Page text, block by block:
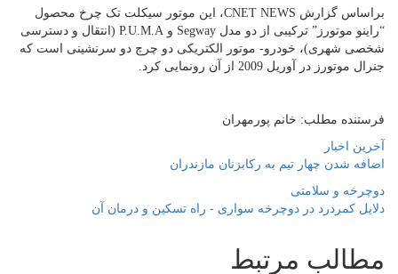
براساس گزارش CNET NEWS، این موتور سیکلت تک چرخ محصول
“راینو موتورز” ترکیبی از دو مدل Segway و P.U.M.A (انتقال و دسترسی
شخصی شهری)، خودرو- موتور الکتریکی دو چرچ دو سرنشینی است که
جنرال موتورز در آوریل 2009 از آن رونمایی کرد.
فرستنده مطلب: خانم پورمهران
آخرین اخبار
اضافه شدن چهار تیم به رکابزنان مازندران
دوچرخه و سلامتی
دلایل کمردرد در دوچرخه سواری - راه تسکین و درمان آن
مطالب مرتبط